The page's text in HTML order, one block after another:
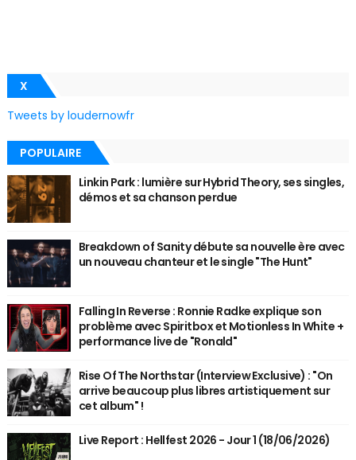
X
Tweets by loudernowfr
POPULAIRE
Linkin Park : lumière sur Hybrid Theory, ses singles,
démos et sa chanson perdue
Breakdown of Sanity débute sa nouvelle ère avec
un nouveau chanteur et le single "The Hunt"
Falling In Reverse : Ronnie Radke explique son
problème avec Spiritbox et Motionless In White +
performance live de "Ronald"
Rise Of The Northstar (Interview Exclusive) : "On
arrive beaucoup plus libres artistiquement sur
cet album" !
Live Report : Hellfest 2026 - Jour 1 (18/06/2026)